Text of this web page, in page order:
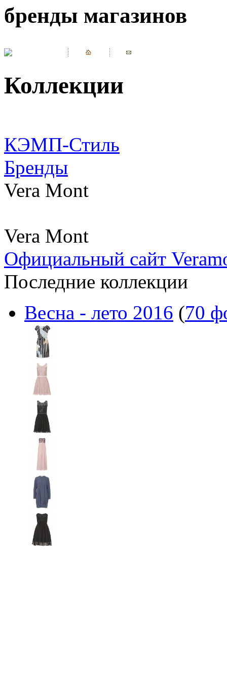
бренды магазинов
Коллекции
КЭМП-Стиль
Бренды
Vera Mont
Vera Mont
Официальный сайт
Последние коллекции
Весна - лето 2016 (70